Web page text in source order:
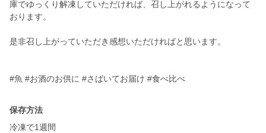
庫でゆっくり解凍していただければ、召し上がれるようになって
おります。
是非召し上がっていただき感想いただければと思います。
#魚 #お酒のお供に #さばいてお届け #食べ比べ
保存方法
冷凍で1週間